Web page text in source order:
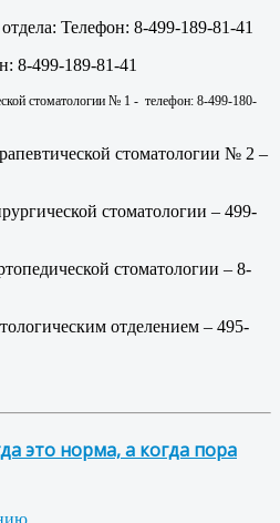
Телефон: 8-499-189-81-41
8-499-189-81-41
стоматологии № 1 - телефон: 8-499-180-
стоматологии № 2 –
стоматологии – 499-
стоматологии – 8-
отделением – 495-
это норма, а когда пора